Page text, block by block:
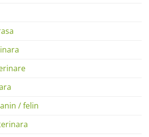
/ felin